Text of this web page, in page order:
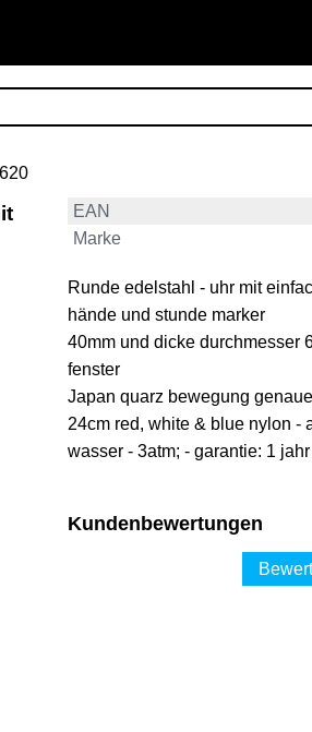
EAN
Marke
Runde edelstahl - uhr mit
hände und stunde marker
40mm und dicke durchmesser
fenster
Japan quarz bewegung
24cm red, white & blue nylon -
wasser - 3atm; - garantie: 1 jahr
Kundenbewertungen